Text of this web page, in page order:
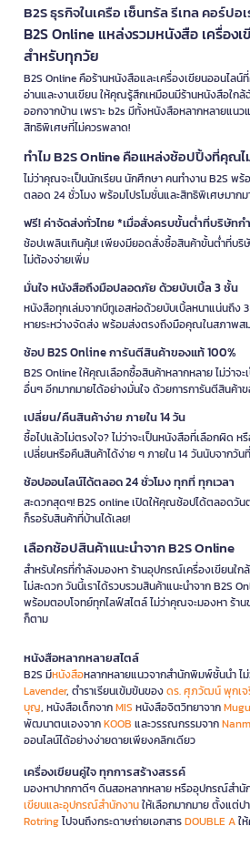
B2S ธุรกิจในเครือ เซ็นทรัล รีเทล คอร์ป
B2S Online แหล่งรวมหนังสือ เครื่อง
สำหรับทุกวัย
B2S Online คือร้านหนังสือและเครื่องเขียนออนไล
อ่านและงานเขียน ให้คุณรู้สึกเหมือนมีร้านหนังสือใก
ออกจากบ้าน เพราะ b2s มีทั้งหนังสือหลากหลายแน
สิทธิพิเศษที่ไม่ควรพลาด!
ทำไม B2S Online คือแหล่งช้อปปิ้งที่คุณ
ไม่ว่าคุณจะเป็นนักเรียน นักศึกษา คนทำงาน B2S
ตลอด 24 ชั่วโมง พร้อมโปรโมชั่นและสิทธิพิเศษมากม
ฟรี! ค่าจัดส่งทั่วไทย *เมื่อสั่งครบขั้นต่ำที่บริษัทก
ช้อปเพลินเกินคุ้ม! เพียงมียอดสั่งซื้อสินค้าขั้นต่ำที่บ
ไม่ต้องจ่ายเพิ่ม
มั่นใจ หนังสือถึงมือปลอดภัย ด้วยบับเบิ้ล 3 ชั้น
หนังสือทุกเล่มจากบีทูเอสห่อด้วยบับเบิ้ลหนาแน่นถึง
หายระหว่างจัดส่ง พร้อมส่งตรงถึงมือคุณในสภาพ
ช้อป B2S Online การันตีสินค้าของแท้ 100%
B2S Online ให้คุณเลือกซื้อสินค้าหลากหลาย ไม่ว่าจ
อื่นๆ อีกมากมายได้อย่างมั่นใจ ด้วยการการันตีสินค้า
เปลี่ยน/คืนสินค้าง่าย ภายใน 14 วัน
ซื้อไปแล้วไม่ตรงใจ? ไม่ว่าจะเป็นหนังสือที่เลือกผิด
เปลี่ยนหรือคืนสินค้าได้ง่าย ๆ ภายใน 14 วันนับจากวัน
ช้อปออนไลน์ได้ตลอด 24 ชั่วโมง ทุกที่ ทุกเวลา
สะดวกสุดๆ! B2S online เปิดให้คุณช้อปได้ตลอดวัน
ก็รอรับสินค้าที่บ้านได้เลย!
เลือกช้อปสินค้าแนะนำจาก B2S Online
สำหรับใครที่กำลังมองหา ร้านอุปกรณ์เครื่องเขียนใก
ไม่สะดวก วันนี้เราได้รวบรวมสินค้าแนะนำจาก B2S
พร้อมตอบโจทย์ทุกไลฟ์สไตล์ ไม่ว่าคุณจะมองหา ร้า
ก็ตาม
หนังสือหลากหลายสไตล์
B2S มีหนังสือหลากหลายแนวจากสำนักพิมพ์ชั้นนำ ไ
Lavender, ตำราเรียนเข้มข้นของดร. ศุภวัฒน์ พุกเ
บุญ, หนังสือเด็กจากMIS หนังสือจิตวิทยาจาก
พัฒนาตนเองจากKOOB และวรรณกรรมจาก
ออนไลน์ได้อย่างง่ายดายเพียงคลิกเดียว
เครื่องเขียนคู่ใจ ทุกการสร้างสรรค์
มองหาปากกาดีๆ ดินสอหลากหลาย หรืออุปกรณ์สำนั
เขียนและอุปกรณ์สำนักงานให้เลือกมากมาย ตั้งแต่ป
Rotringไปจนถึงกระดาษถ่ายเอกสารDOUBLE Aใ